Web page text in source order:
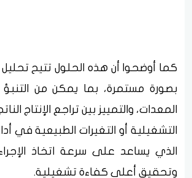
كما أوضحوا أن هذه الحلول تتيح تحليل
بصورة مستمرة، بما يمكن من التنبؤ
المعدات، والتمييز بين تراجع الإنتاج
التشغيلية أو التغيرات الطبيعية في أداء
الذي يساعد على سرعة اتخاذ
وتحقيق أعلى كفاءة تشغيلية.